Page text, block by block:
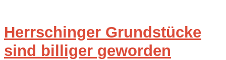
Herrschinger Grundstücke
sind billiger geworden